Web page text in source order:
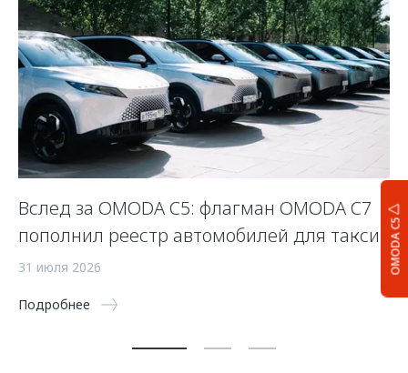
OMODA C5
Вслед за OMODA C5: флагман OMODA C7
пополнил реестр автомобилей для такси
31 июля 2026
Подробнее
5